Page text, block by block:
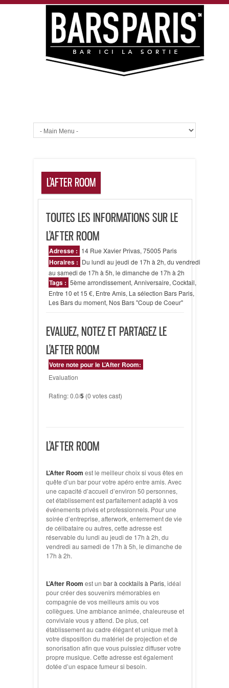
L’AFTER ROOM
TOUTES LES INFORMATIONS SUR LE
L’AFTER ROOM
Adresse : 14 Rue Xavier Privas, 75005 Paris
Horaires : Du lundi au jeudi de 17h à 2h, du vendredi
au samedi de 17h à 5h, le dimanche de 17h à 2h
Tags : 5ème arrondissement, Anniversaire, Cocktail,
Entre 10 et 15 €, Entre Amis, La sélection Bars Paris,
Les Bars du moment, Nos Bars "Coup de Coeur"
EVALUEZ, NOTEZ ET PARTAGEZ LE
L’AFTER ROOM
Votre note pour le L’After Room:
Evaluation
Rating: 0.0/5 (0 votes cast)
L’AFTER ROOM
L’After Room est le meilleur choix si vous êtes en
quête d’un bar pour votre apéro entre amis. Avec
une capacité d’accueil d’environ 50 personnes,
cet établissement est parfaitement adapté à vos
événements privés et professionnels. Pour une
soirée d’entreprise, afterwork, enterrement de vie
de célibataire ou autres, cette adresse est
réservable du lundi au jeudi de 17h à 2h, du
vendredi au samedi de 17h à 5h, le dimanche de
17h à 2h.
L’After Room est un bar à cocktails à Paris, idéal
pour créer des souvenirs mémorables en
compagnie de vos meilleurs amis ou vos
collègues. Une ambiance animée, chaleureuse et
conviviale vous y attend. De plus, cet
établissement au cadre élégant et unique met à
votre disposition du matériel de projection et de
sonorisation afin que vous puissiez diffuser votre
propre musique. Cette adresse est également
dotée d’un espace fumeur si besoin.